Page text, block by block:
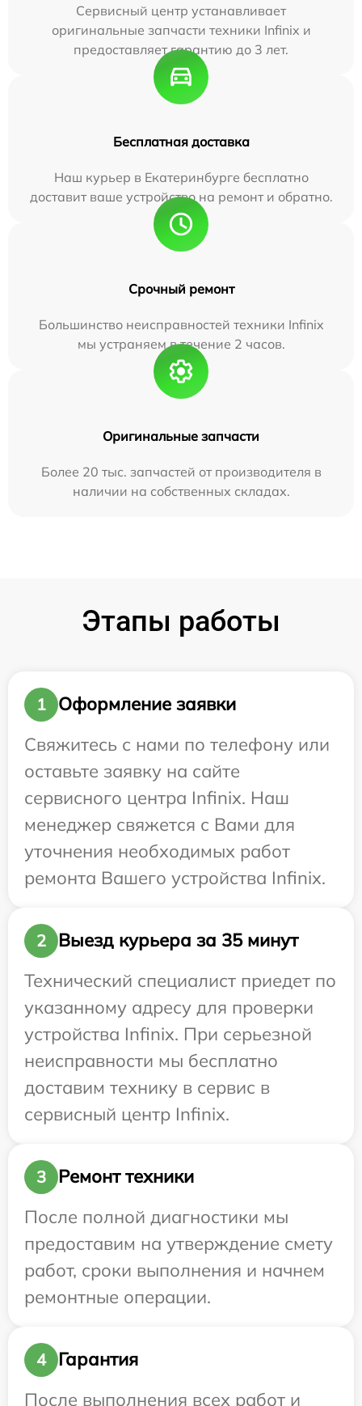
Сервисный центр устанавливает
оригинальные запчасти техники Infinix и
предоставляет гарантию до 3 лет.
Бесплатная доставка
Наш курьер в Екатеринбурге бесплатно
доставит ваше устройство на ремонт и обратно.
Срочный ремонт
Большинство неисправностей техники Infinix
мы устраняем в течение 2 часов.
Оригинальные запчасти
Более 20 тыс. запчастей от производителя в
наличии на собственных складах.
Этапы работы
1
Оформление заявки
Свяжитесь с нами по телефону или
оставьте заявку на сайте
сервисного центра Infinix. Наш
менеджер свяжется с Вами для
уточнения необходимых работ
ремонта Вашего устройства Infinix.
2
Выезд курьера за 35 минут
Технический специалист приедет по
указанному адресу для проверки
устройства Infinix. При серьезной
неисправности мы бесплатно
доставим технику в сервис в
сервисный центр Infinix.
3
Ремонт техники
После полной диагностики мы
предоставим на утверждение смету
работ, сроки выполнения и начнем
ремонтные операции.
4
Гарантия
После выполнения всех работ и